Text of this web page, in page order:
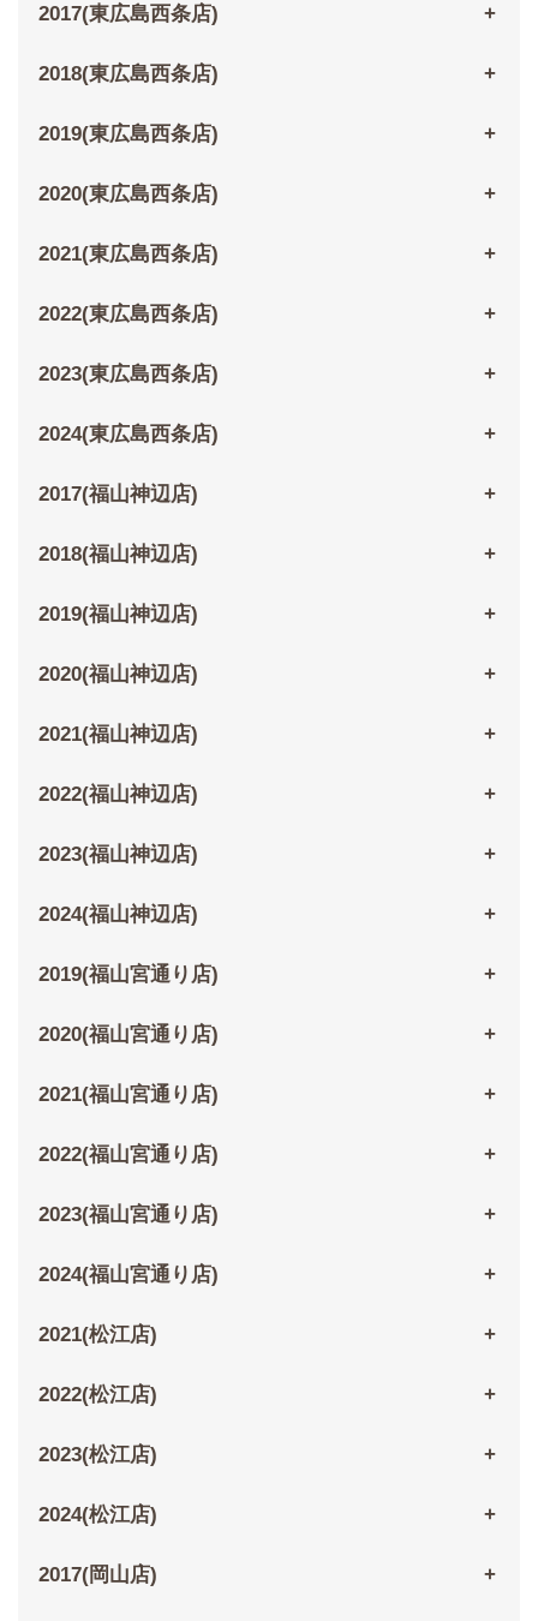
2017(東広島西条店)
2018(東広島西条店)
2019(東広島西条店)
2020(東広島西条店)
2021(東広島西条店)
2022(東広島西条店)
2023(東広島西条店)
2024(東広島西条店)
2017(福山神辺店)
2018(福山神辺店)
2019(福山神辺店)
2020(福山神辺店)
2021(福山神辺店)
2022(福山神辺店)
2023(福山神辺店)
2024(福山神辺店)
2019(福山宮通り店)
2020(福山宮通り店)
2021(福山宮通り店)
2022(福山宮通り店)
2023(福山宮通り店)
2024(福山宮通り店)
2021(松江店)
2022(松江店)
2023(松江店)
2024(松江店)
2017(岡山店)